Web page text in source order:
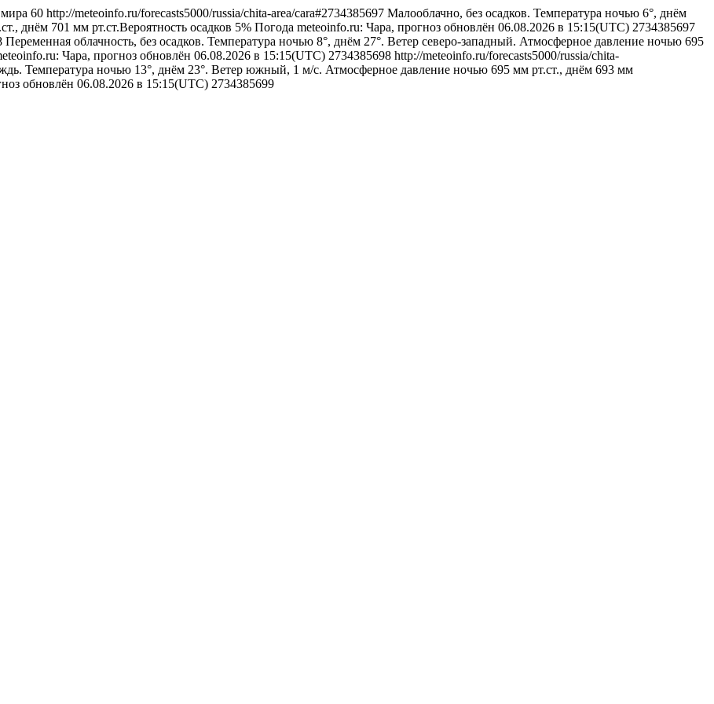
60 http://meteoinfo.ru/forecasts5000/russia/chita-area/cara#2734385697 Малооблачно, без осадков. Температура ночью 6°, днём
днём 701 мм рт.ст.Вероятность осадков 5% Погода meteoinfo.ru: Чара, прогноз обновлён 06.08.2026 в 15:15(UTC) 2734385697
Переменная облачность, без осадков. Температура ночью 8°, днём 27°. Ветер северо-западный. Атмосферное давление ночью 695
Чара, прогноз обновлён 06.08.2026 в 15:15(UTC) 2734385698 http://meteoinfo.ru/forecasts5000/russia/chita-
Температура ночью 13°, днём 23°. Ветер южный, 1 м/с. Атмосферное давление ночью 695 мм рт.ст., днём 693 мм
обновлён 06.08.2026 в 15:15(UTC) 2734385699